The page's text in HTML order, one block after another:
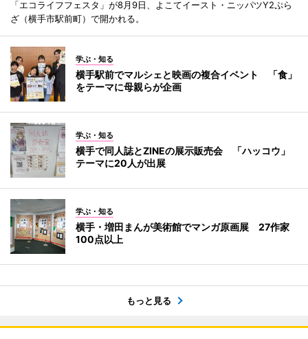
「エコライフフェスタ」が8月9日、よこてイースト・ニッパツY2ぷら
ざ（横手市駅前町）で開かれる。
学ぶ・知る
横手駅前でマルシェと映画の複合イベント 「食」
をテーマに母親らが企画
学ぶ・知る
横手で同人誌とZINEの展示販売会 「ハッコウ」
テーマに20人が出展
学ぶ・知る
横手・増田まんが美術館でマンガ原画展 27作家
100点以上
もっと見る